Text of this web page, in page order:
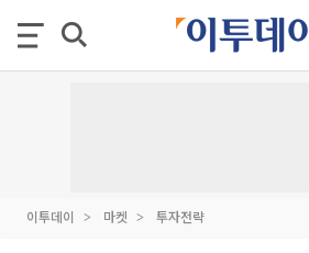
이투데이 마켓 투자전략